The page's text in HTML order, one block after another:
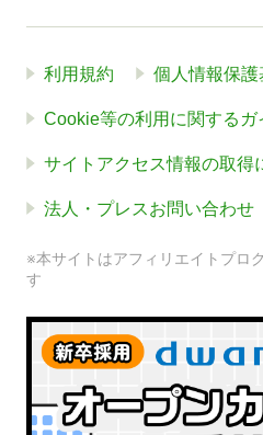
利用規約 個人情報保護
Cookie等の利用に関するガ
サイトアクセス情報の取得
法人・プレスお問い合わせ
※本サイトはアフィリエイトプロ
す